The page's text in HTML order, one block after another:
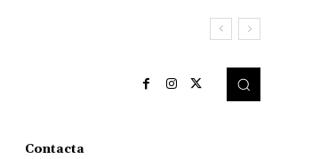
Contacta